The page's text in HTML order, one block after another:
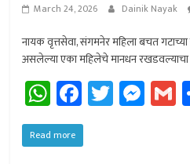
March 24, 2026 Dainik Nayak
नायक वृत्तसेवा, संगमनेर महिला बचत
असलेल्या एका महिलेचे मानधन
W
h
at
Fa
ce
b
T
wi
M
es
Read more